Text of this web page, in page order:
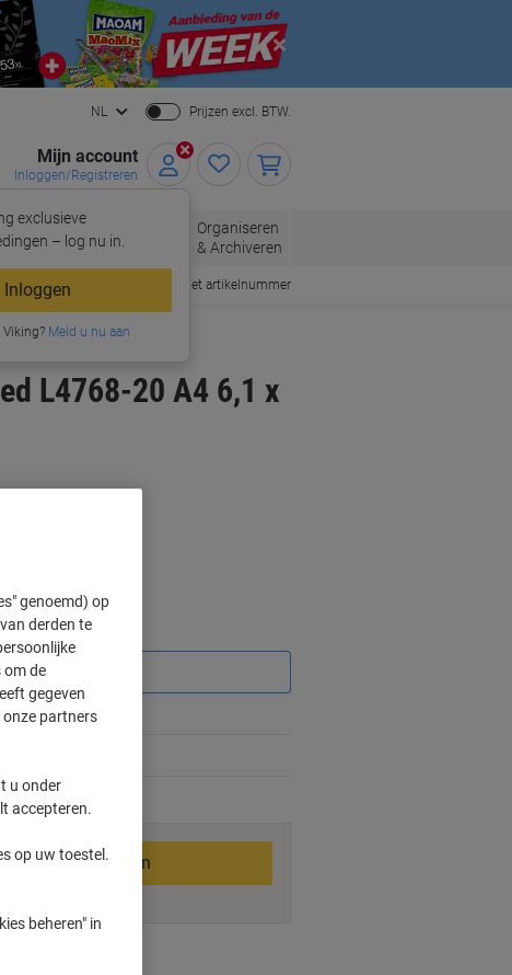
Close
NL Prijzen excl. BTW.
Mijn account
Inloggen/Registreren
exclusieve
– log nu in.
Inloggen
Meld u nu aan
Kantoorartikelen
Organiseren
& Archiveren
Snel bestellen met artikelnummer
L4768-20 A4 6,1 x
2-3 werkdagen
In winkelwagen
genoemd) op
derden te
om de
gegeven
partners
u onder
accepteren.
op uw toestel.
beheren" in